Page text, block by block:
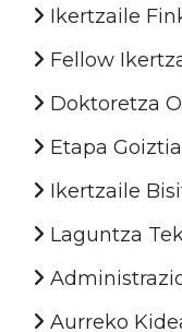
Ikertzaile
Fellow
Doktoretza
Etapa
Ikertzaile
Laguntza
Aurreko